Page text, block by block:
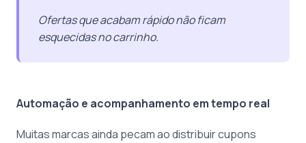
Ofertas que acabam rápido não ficam
esquecidas no carrinho.
Automação e acompanhamento em tempo real
Muitas marcas ainda pecam ao distribuir cupons